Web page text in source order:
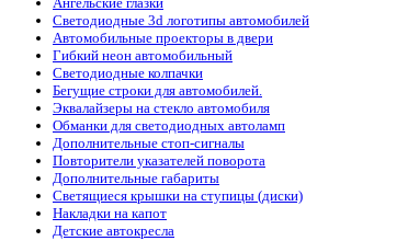
Светодиодные 3d логотипы автомобилей
Автомобильные проекторы в двери
Гибкий неон автомобильный
Светодиодные колпачки
Бегущие строки для автомобилей.
Эквалайзеры на стекло автомобиля
Обманки для светодиодных автоламп
Дополнительные стоп-сигналы
Повторители указателей поворота
Дополнительные габариты
Светящиеся крышки на ступицы (диски)
Накладки на капот
Детские автокресла